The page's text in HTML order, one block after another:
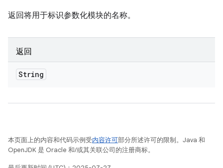
返回将用于标识参数化模块的名称。
返回
String
本页面上的内容和代码示例受内容许可部分所述许可的限制。Java 和
OpenJDK 是 Oracle 和/或其关联公司的注册商标。